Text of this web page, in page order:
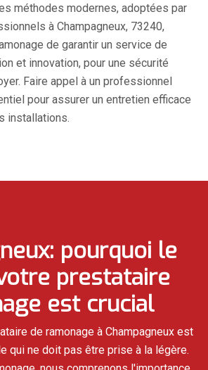
méthodes modernes, adoptées par
à Champagneux, 73240,
de garantir un service de
et innovation, pour une sécurité
Faire appel à un professionnel
pour assurer un entretien efficace
installations.
pourquoi le
prestataire
est crucial
de ramonage à Champagneux est
qui ne doit pas être prise à la légère.